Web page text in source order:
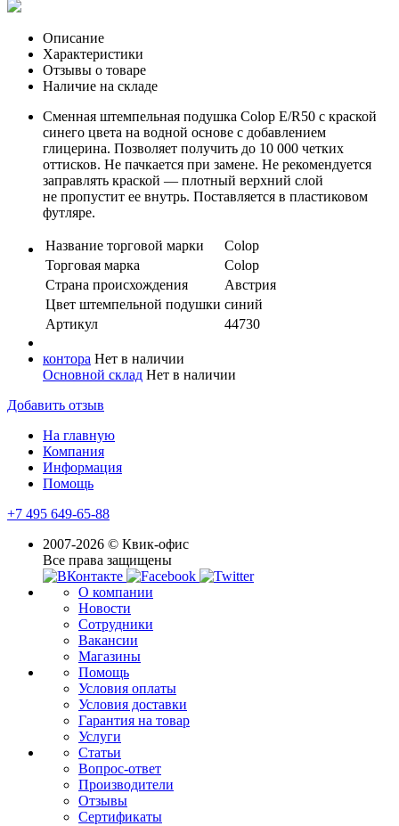
Описание
Характеристики
Отзывы о товаре
Наличие на складе
Сменная штемпельная подушка Colop E/R50 с краской
синего цвета на водной основе с добавлением
глицерина. Позволяет получить до 10 000 четких
оттисков. Не пачкается при замене. Не рекомендуется
заправлять краской — плотный верхний слой
не пропустит ее внутрь. Поставляется в пластиковом
футляре.
Название торговой марки
Colop
Торговая марка
Colop
Страна происхождения
Австрия
Цвет штемпельной подушки синий
Артикул
44730
контора Нет в наличии
Основной склад Нет в наличии
Добавить отзыв
На главную
Компания
Информация
Помощь
+7 495 649-65-88
2007-2026 © Квик-офис
Все права защищены
О компании
Новости
Сотрудники
Вакансии
Магазины
Помощь
Условия оплаты
Условия доставки
Гарантия на товар
Услуги
Статьи
Вопрос-ответ
Производители
Отзывы
Сертификаты